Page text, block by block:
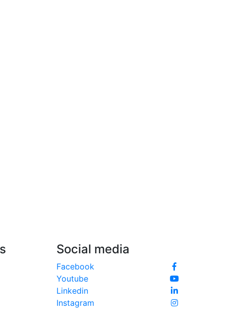
Social media
Facebook
Youtube
Linkedin
Instagram